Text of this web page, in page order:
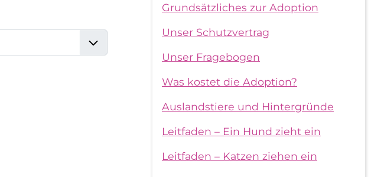
Grundsätzliches zur Adoption
Unser Schutzvertrag
Unser Fragebogen
Was kostet die Adoption?
Auslandstiere und Hintergründe
Leitfaden – Ein Hund zieht ein
Leitfaden – Katzen ziehen ein